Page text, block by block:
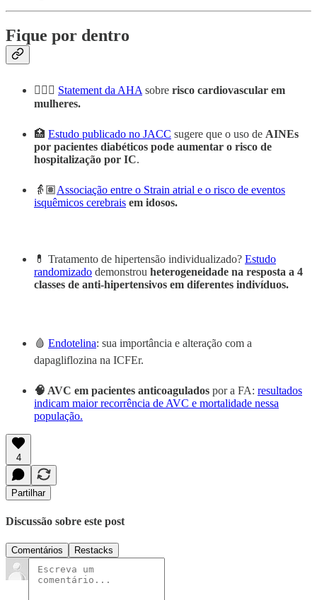
Fique por dentro
🙅🏽‍♀️ Statement da AHA sobre risco cardiovascular em
mulheres.
🏥 Estudo publicado no JACC sugere que o uso de AINEs
por pacientes diabéticos pode aumentar o risco de
hospitalização por IC.
👵🏽Associação entre o Strain atrial e o risco de eventos
isquêmicos cerebrais em idosos.
💊 Tratamento de hipertensão individualizado? Estudo
randomizado demonstrou heterogeneidade na resposta a 4
classes de anti-hipertensivos em diferentes indivíduos.
🩸 Endotelina: sua importância e alteração com a
dapagliflozina na ICFEr.
🧠 AVC em pacientes anticoagulados por a FA: resultados
indicam maior recorrência de AVC e mortalidade nessa
população.
4
Partilhar
Discussão sobre este post
Comentários Restacks